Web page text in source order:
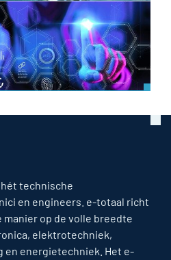
technische
en engineers. e-totaal richt
op de volle breedte
elektrotechniek,
energietechniek. Het e-